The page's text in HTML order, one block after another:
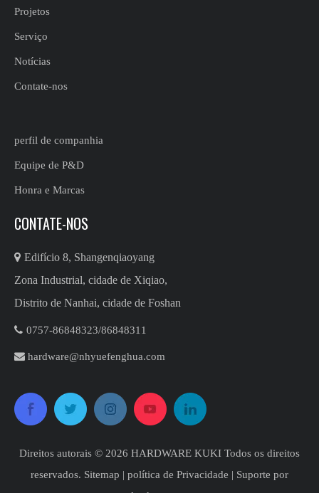
Projetos
Serviço
Notícias
Contate-nos
perfil de companhia
Equipe de P&D
Honra e Marcas
CONTATE-NOS
 Edifício 8, Shangenqiaoyang
Zona Industrial, cidade de Xiqiao,
Distrito de Nanhai, cidade de Foshan
 0757-86848323/86848311​​​​​​​
 hardware@nhyuefenghua.com
Direitos autorais © 2026 ​​​​​​​ HARDWARE KUKI Todos os direitos
reservados. Sitemap | política de Privacidade | Suporte por